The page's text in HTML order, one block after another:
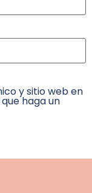
y sitio web en
haga un